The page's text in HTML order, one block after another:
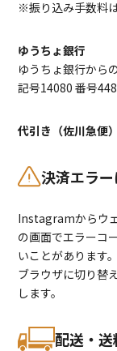
※振り込み手数料
ゆうちょ銀行
ゆうちょ銀行から
記号14080 番号
代引き（佐川急便）
決済エラ
Instagramからウ
の画面でエラーコ
いことがあります
ブラウザに切り替
します。
配送・送